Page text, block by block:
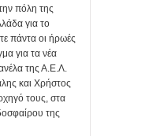
πόλη της
για το
πάντα οι ήρωές
για τα νέα
της Α.Ε.Λ.
και Χρήστος
τους, στα
της